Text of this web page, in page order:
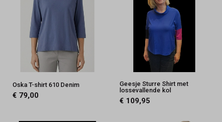
Oska T-shirt 610 Denim
€ 79,00
Geesje Sturre Shirt met
lossevallende kol
€ 109,95